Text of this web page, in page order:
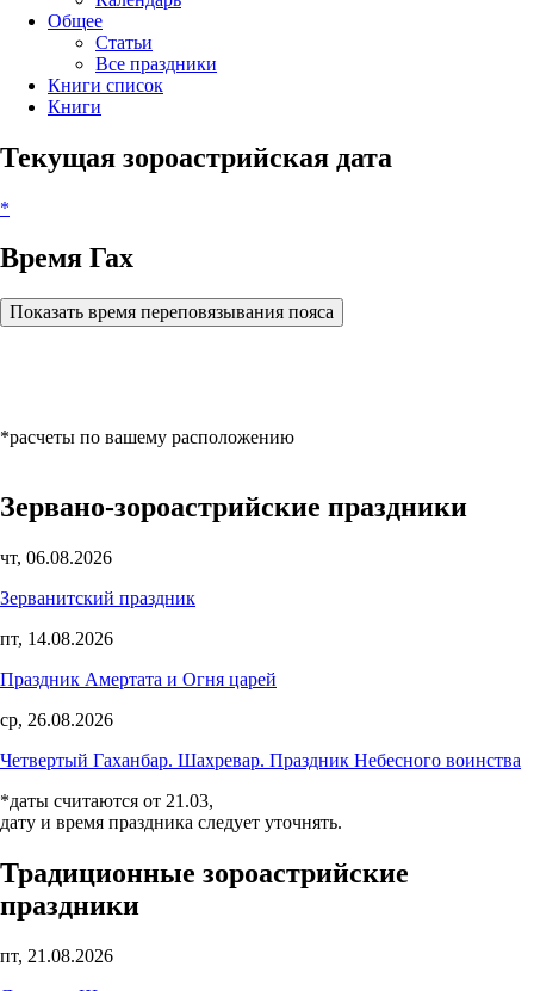
Общее
Статьи
Все праздники
Книги список
Книги
Текущая зороастрийская дата
*
Время Гах
Показать время переповязывания пояса
*расчеты по вашему расположению
Зервано-зороастрийские праздники
чт, 06.08.2026
Зерванитский праздник
пт, 14.08.2026
Праздник Амертата и Огня царей
ср, 26.08.2026
Четвертый Гаханбар. Шахревар. Праздник Небесного воинства
*даты считаются от 21.03,
дату и время праздника следует уточнять.
Традиционные зороастрийские
праздники
пт, 21.08.2026